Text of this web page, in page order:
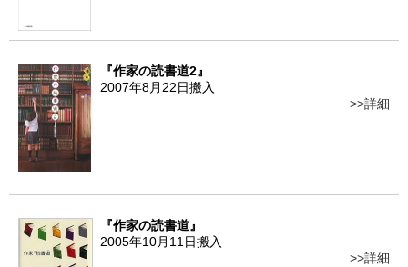
『作家の読書道2』
2007年8月22日搬入
詳細
『作家の読書道』
2005年10月11日搬入
詳細